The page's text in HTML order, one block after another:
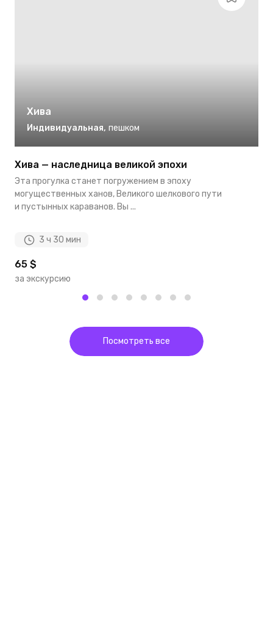
Хива
Индивидуальная, пешком
Хива — наследница великой эпохи
Эта прогулка станет погружением в эпоху
могущественных ханов, Великого шелкового пути
и пустынных караванов. Вы ...
3 ч 30 мин
65 $
за экскурсию
Посмотреть все